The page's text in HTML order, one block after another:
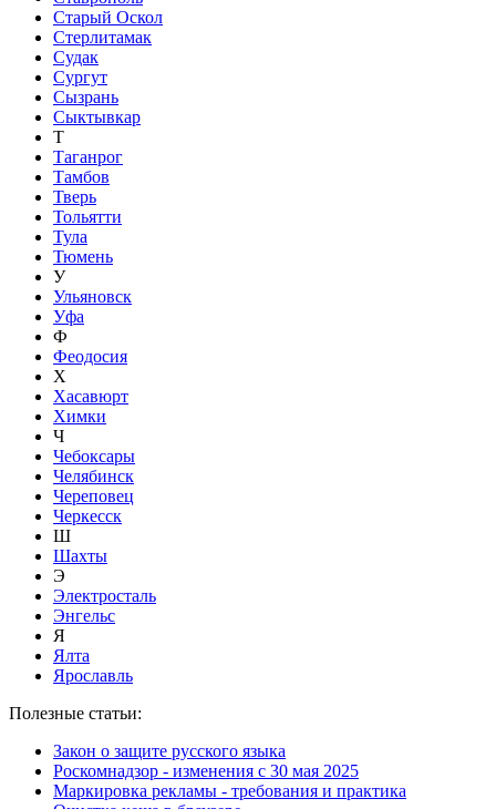
Старый Оскол
Стерлитамак
Судак
Сургут
Сызрань
Сыктывкар
Т
Таганрог
Тамбов
Тверь
Тольятти
Тула
Тюмень
У
Ульяновск
Уфа
Ф
Феодосия
Х
Хасавюрт
Химки
Ч
Чебоксары
Челябинск
Череповец
Черкесск
Ш
Шахты
Э
Электросталь
Энгельс
Я
Ялта
Ярославль
Полезные статьи:
Закон о защите русского языка
Роскомнадзор - изменения с 30 мая 2025
Маркировка рекламы - требования и практика